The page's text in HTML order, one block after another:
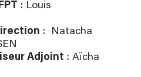
: Louis
: Natacha
Adjoint : Aïcha